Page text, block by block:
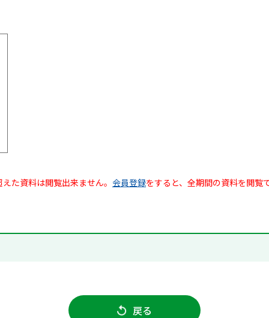
た資料は閲覧出来ません。 会員登録をすると、全期間の資料を閲覧
戻る